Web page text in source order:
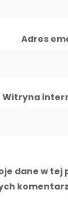
Adres
Witryna
dane w tej